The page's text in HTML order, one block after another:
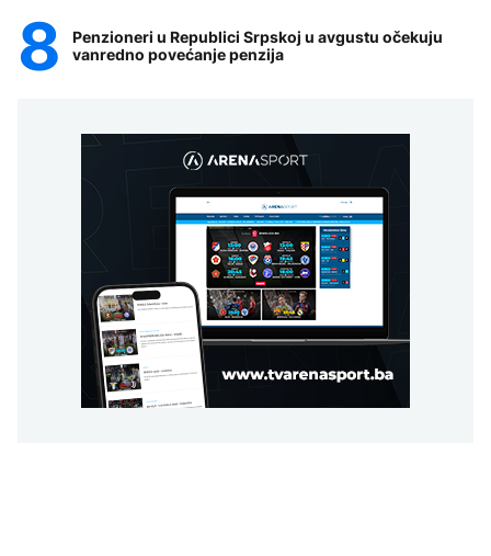
Penzioneri u Republici Srpskoj u avgustu očekuju
vanredno povećanje penzija